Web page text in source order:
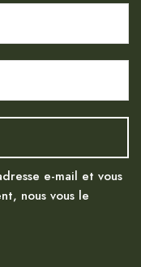
e-mail et vous
nous vous le